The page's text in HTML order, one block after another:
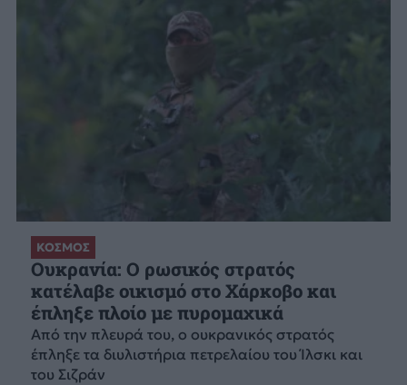
ΚΟΣΜΟΣ
Ουκρανία: Ο ρωσικός στρατός
κατέλαβε οικισμό στο Χάρκοβο και
έπληξε πλοίο με πυρομαχικά
Από την πλευρά του, ο ουκρανικός στρατός
έπληξε τα διυλιστήρια πετρελαίου του Ίλσκι και
του Σιζράν